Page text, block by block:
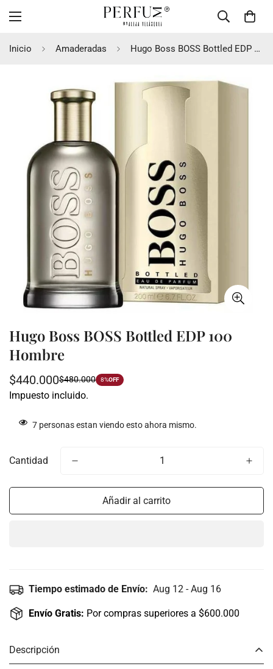
Inicio Amaderadas Hugo Boss BOSS Bottled EDP 100 Hombre
Hugo Boss BOSS Bottled EDP 100
Hombre
Precio
de
$440.000
Precio
regular
$480.000 8%OFF
Impuesto incluido.
7 personas estan viendo esto ahora mismo.
Cantidad
Añadir al carrito
Tiempo estimado de Envío: Aug 12 - Aug 16
Envío Gratis: Por compras superiores a $600.000
Descripción